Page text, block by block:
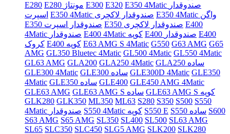
E280
E280 مونتاژ E300 E320 E350 4Matic صندوقدار
اسپرت
E350 4Matic صندوقدار لاکچری
E350 4Matic واگن
E350 صندوقدار اسپرت
E350 صندوقدار لاکچری E400
4Matic صندوقدار
E400 4Matic کوپه E400 صندوقدار E400
کروک
E400 کوپه E63 AMG S 4Matic G550 G63 AMG G65
AMG GL350 Bluetec 4Matic GL500 4Matic GL550 4Matic
GL63 AMG GLA200 GLA250 4Matic
GLA250 ساده
GLE300 4Matic
GLE300 ساده GLE300D 4Matic GLE350
4Matic
GLE350 ساده GLE400 GLE450 AMG 4Matic
GLE63 AMG
GLE63 AMG S ساده
GLE63 AMG S کوپه
GLK280 GLK350 ML350 ML63 S280 S350 S500 S550
4Matic صندوقدار
S550 4Matic کوپه S550 E S550 ساده S600
S63 AMG S65 AMG SL350 SL400 SL500 SL63 AMG
SL65 SLC350 SLC450 SLG5 AMG SLK200 SLK280